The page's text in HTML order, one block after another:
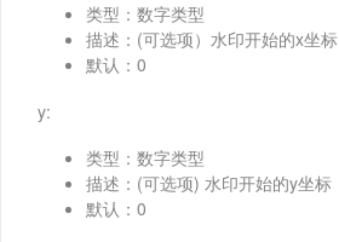
类型：数字类型
描述：(可选项）水印开始的x坐标
默认：0
y:
类型：数字类型
描述：(可选项) 水印开始的y坐标
默认：0